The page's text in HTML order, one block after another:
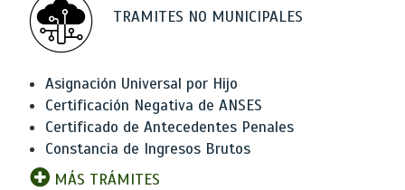
TRAMITES NO MUNICIPALES
Asignación Universal por Hijo
Certificación Negativa de ANSES
Certificado de Antecedentes Penales
Constancia de Ingresos Brutos
MÁS TRÁMITES